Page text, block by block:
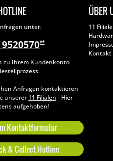
unter:
**
zu Ihrem Kundenkonto
Anfragen kontaktieren
unserer 11 Filialen - Hier
aufgehoben!
Kontaktformular
& Collect Hotline
ÜBER
11
Kontakt